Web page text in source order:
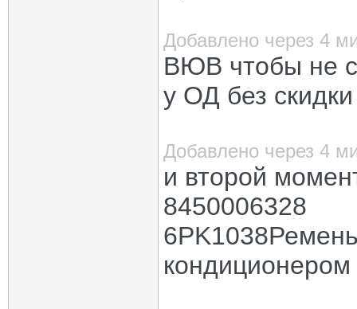
Добавлено через 4
ВЮВ чтобы не
у ОД без
Добавлено через 4
и второй
8450006328